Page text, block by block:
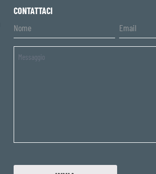
CONTATTACI
Untitled